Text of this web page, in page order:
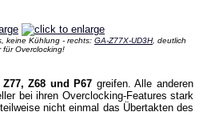
keine Kühlung - rechts: GA-Z77X-UD3H, deutlich
für Overclocking!
Z77, Z68 und P67 greifen. Alle anderen
bei ihren Overclocking-Features stark
nicht einmal das Übertakten des